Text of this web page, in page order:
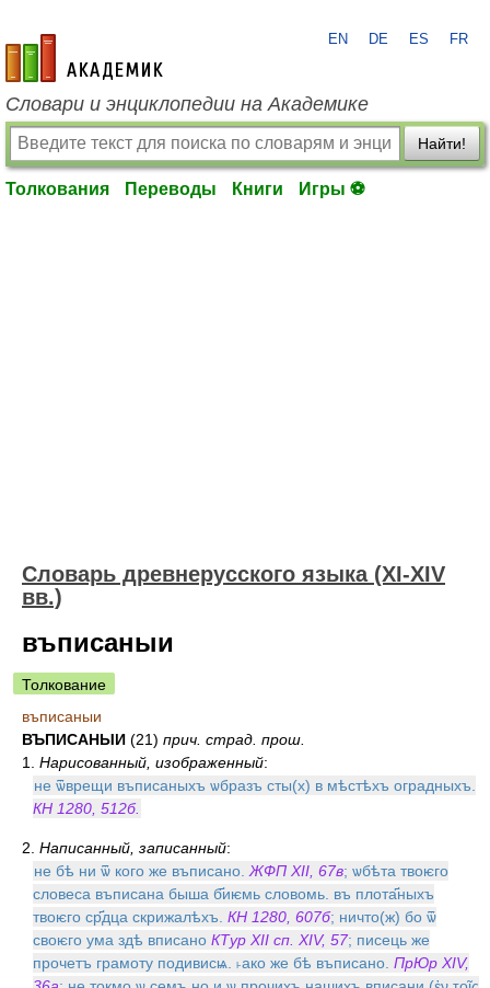
academic.ru
EN DE ES FR
Словари и энциклопедии на Академике
Найти!
Толкования Переводы Книги Игры ⚽
Словарь древнерусского языка (XI-XIV
вв.)
въписаныи
Толкование
въписаныи
ВЪПИСАНЫИ (21) прич. страд. прош.
1. Нарисованный, изображенный:
не ѿврещи въписаныхъ ѡбразъ сты(х) в мѣстѣхъ оградныхъ.
КН 1280, 512б.
2. Написанный, записанный:
не бѣ ни ѿ кого же въписано. ЖФП XII, 67в; ѡбѣта твоѥго
словеса въписана быша б҃иѥмь словомь. въ плота҃ныхъ
твоѥго ср҃дца скрижалѣхъ. КН 1280, 607б; ничто(ж) бо ѿ
своѥго ума здѣ вписано КТур XII сп. XIV, 57; писець же
прочетъ грамоту подивисѩ. ˫ако же бѣ въписано. ПрЮр XIV,